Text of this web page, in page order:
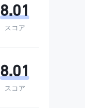
8.01
スコア
8.01
スコア